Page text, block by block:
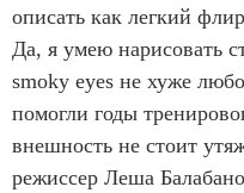
описать как легкий
Да, я умею нарисовать
smoky eyes не хуже
помогли годы
внешность не стоит
режиссер Леша